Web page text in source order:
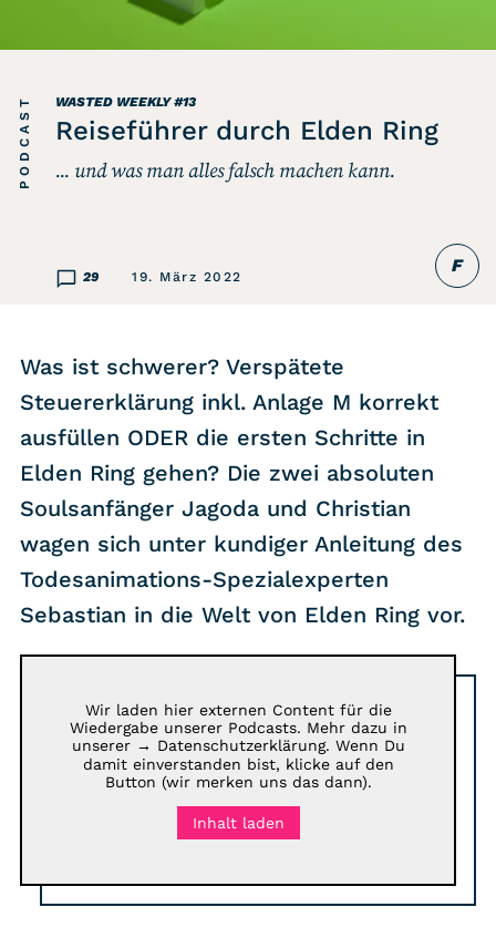
Hören
WASTED WEEKLY
Last Game Standing
Top 5
Random
RSS-Feed
COMMUNITY
IMPRESSUM
DATENSCHUTZ
Unterstützen
WASTED WEEKLY#13
Reiseführer durch Elden Ring
... und was man alles falsch machen kann.
29 19. März 2022
PODCAST
F
Was ist schwerer? Verspätete
Steuererklärung inkl. Anlage M korrekt
ausfüllen ODER die ersten Schritte in
Elden Ring gehen? Die zwei absoluten
Soulsanfänger Jagoda und Christian
wagen sich unter kundiger Anleitung des
Todesanimations-Spezialexperten
Sebastian in die Welt von Elden Ring vor.
Wir laden hier externen Content für die
Wiedergabe unserer Podcasts. Mehr dazu in
unserer → Datenschutzerklärung. Wenn Du
damit einverstanden bist, klicke auf den
Button (wir merken uns das dann).
Inhalt laden